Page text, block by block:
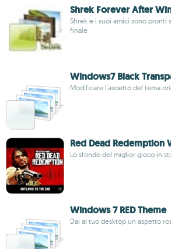
Shrek Forever After
Shrek e i suoi amici sono pronti
finale
Windows7 Black
Modificare l'asoetto del tema
Red Dead Redemption
Lo sfondo del miglior gioco in
Windows 7 RED Theme
Dai al tuo desktop un aspetto